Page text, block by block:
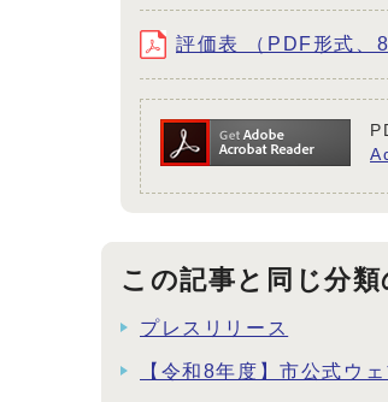
評価表 （PDF形式、
この記事と同じ分類
プレスリリース
【令和8年度】市公式ウ